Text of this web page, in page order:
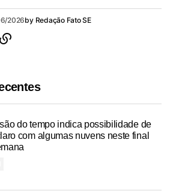
2026by Redação Fato SE
do tempo indica possibilidade de
com algumas nuvens neste final